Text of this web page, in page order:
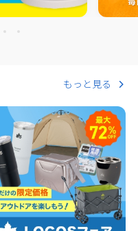
もっと見る